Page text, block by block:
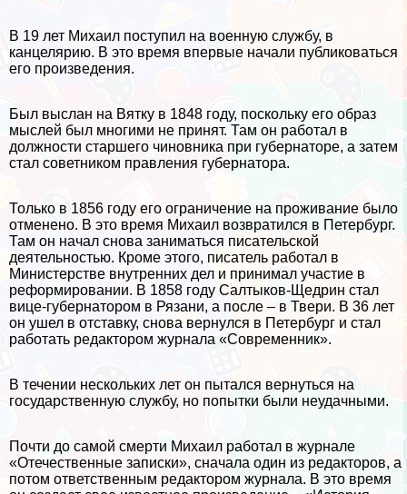
В 19 лет Михаил поступил на военную службу, в
канцелярию. В это время впервые начали публиковаться
его произведения.
Был выслан на Вятку в 1848 году, поскольку его образ
мыслей был многими не принят. Там он работал в
должности старшего чиновника при губернаторе, а затем
стал советником правления губернатора.
Только в 1856 году его ограничение на проживание было
отменено. В это время Михаил возвратился в Петербург.
Там он начал снова заниматься писательской
деятельностью. Кроме этого, писатель работал в
Министерстве внутренних дел и принимал участие в
реформировании. В 1858 году Салтыков-Щедрин стал
вице-губернатором в Рязани, а после – в Твери. В 36 лет
он ушел в отставку, снова вернулся в Петербург и стал
работать редактором журнала «Современник».
В течении нескольких лет он пытался вернуться на
государственную службу, но попытки были неудачными.
Почти до самой cмepти Михаил работал в журнале
«Отечественные записки», сначала один из редакторов, а
потом ответственным редактором журнала. В это время